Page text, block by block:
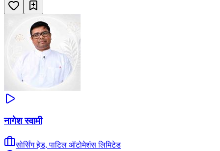
नागेश स्वामी
सोर्सिंग हेड,पाटिल ऑटोमेशंस लिमिटेड